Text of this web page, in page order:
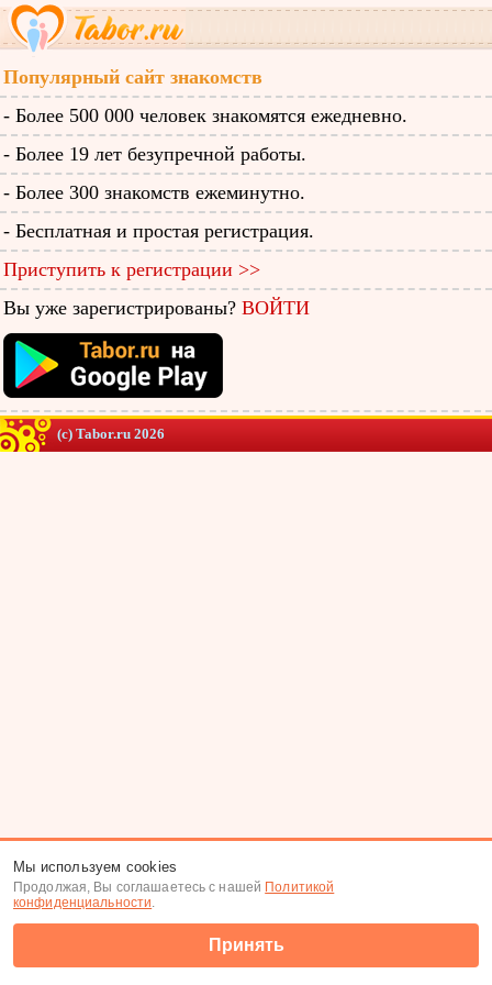
Популярный сайт знакомств
- Более 500 000 человек знакомятся ежедневно.
- Более 19 лет безупречной работы.
- Более 300 знакомств ежеминутно.
- Бесплатная и простая регистрация.
Приступить к регистрации >>
Вы уже зарегистрированы? ВОЙТИ
(c) Tabor.ru 2026
Мы используем cookies
Продолжая, Вы соглашаетесь с нашей Политикой
конфиденциальности.
Принять